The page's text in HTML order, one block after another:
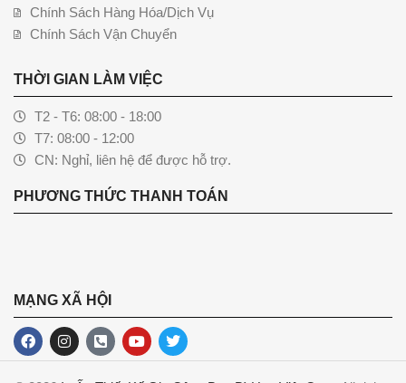
Chính Sách Hàng Hóa/Dịch Vụ
Chính Sách Vận Chuyển
THỜI GIAN LÀM VIỆC
T2 - T6: 08:00 - 18:00
T7: 08:00 - 12:00
CN: Nghỉ, liên hệ để được hỗ trợ.
PHƯƠNG THỨC THANH TOÁN
MẠNG XÃ HỘI